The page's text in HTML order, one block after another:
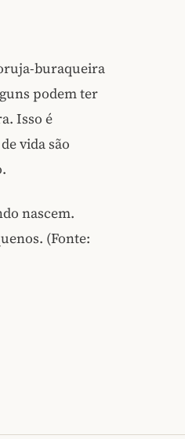
buraqueira
podem ter
Isso é
vida são
nascem.
(Fonte: